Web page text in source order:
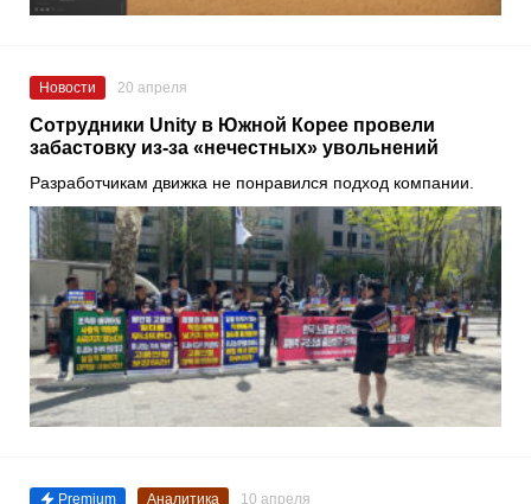
Новости 20 апреля
Сотрудники Unity в Южной Корее провели
забастовку из-за «нечестных» увольнений
Разработчикам движка не понравился подход компании.
Premium Аналитика 10 апреля